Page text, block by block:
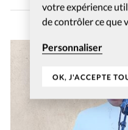
votre expérience
de contrôler ce que
Personnaliser
OK, J'ACCEPTE